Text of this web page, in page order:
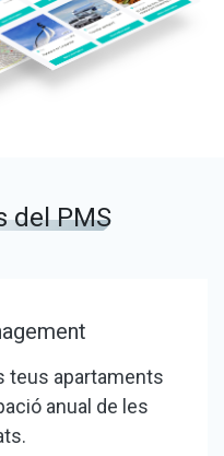
del PMS
teus apartaments
anual de les